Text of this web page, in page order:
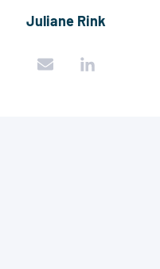
Juliane Rink